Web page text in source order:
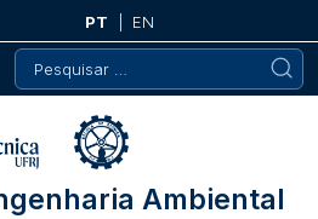
PT
EN
Pesquisar
por:
Ambiental